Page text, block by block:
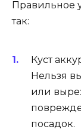
Правильное
так:
Куст
Нельзя
или
посадок.